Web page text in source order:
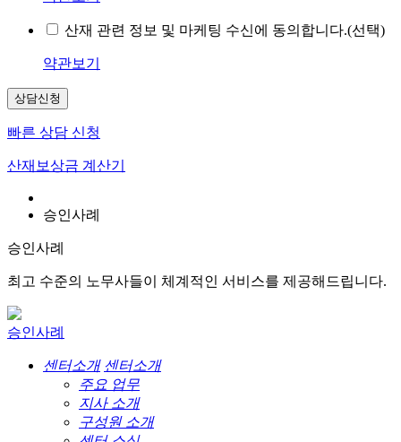
산재 관련 정보 및 마케팅 수신에 동의합니다.(선택)
약관보기
상담신청
빠른 상담 신청
산재보상금 계산기
승인사례
승인사례
최고 수준의 노무사들이 체계적인 서비스를 제공해드립니다.
승인사례
센터소개 센터소개
주요 업무
지사 소개
구성원 소개